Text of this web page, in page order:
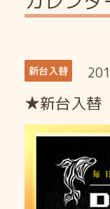
新台入替
★新台入替